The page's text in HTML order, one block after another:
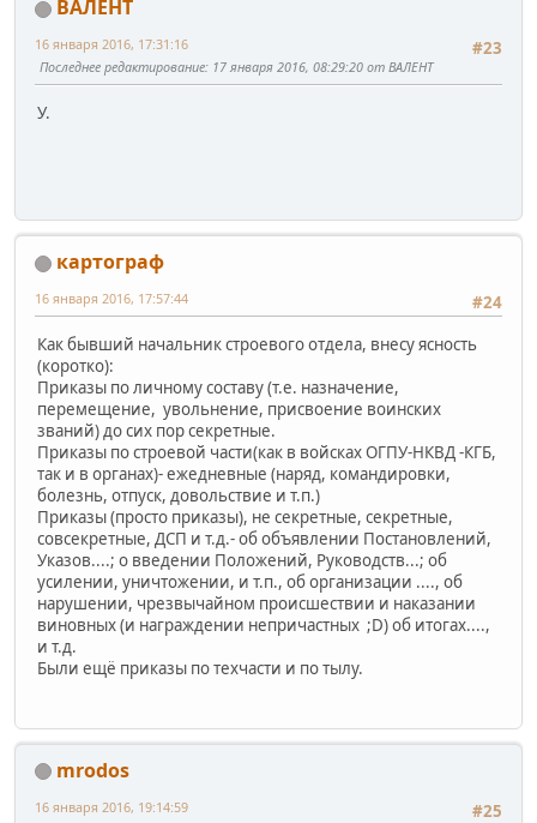
ВАЛЕНТ
#23
16 января 2016, 17:31:16
Последнее редактирование: 17 января 2016, 08:29:20 от ВАЛЕНТ
У.
картограф
#24
16 января 2016, 17:57:44
Как бывший начальник строевого отдела, внесу ясность
(коротко):
Приказы по личному составу (т.е. назначение,
перемещение, увольнение, присвоение воинских
званий) до сих пор секретные.
Приказы по строевой части(как в войсках ОГПУ-НКВД -КГБ,
так и в органах)- ежедневные (наряд, командировки,
болезнь, отпуск, довольствие и т.п.)
Приказы (просто приказы), не секретные, секретные,
совсекретные, ДСП и т.д.- об объявлении Постановлений,
Указов....; о введении Положений, Руководств...; об
усилении, уничтожении, и т.п., об организации ...., об
нарушении, чрезвычайном происшествии и наказании
виновных (и награждении непричастных ;D) об итогах....,
и т.д.
Были ещё приказы по техчасти и по тылу.
mrodos
#25
16 января 2016, 19:14:59